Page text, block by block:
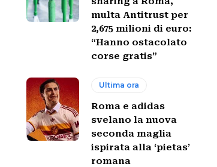
multa Antitrust per
2,675 milioni di euro:
“Hanno ostacolato
corse gratis”
Ultima ora
Roma e adidas
svelano la nuova
seconda maglia
ispirata alla ‘pietas’
romana